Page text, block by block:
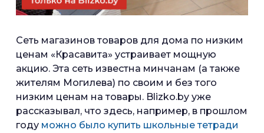
Сеть магазинов товаров для дома по низким
ценам «Красавита» устраивает мощную
акцию. Эта сеть известна минчанам (а также
жителям Могилева) по своим и без того
низким ценам на товары. Blizko.by уже
рассказывал, что здесь, например, в прошлом
году можно было купить школьные тетради